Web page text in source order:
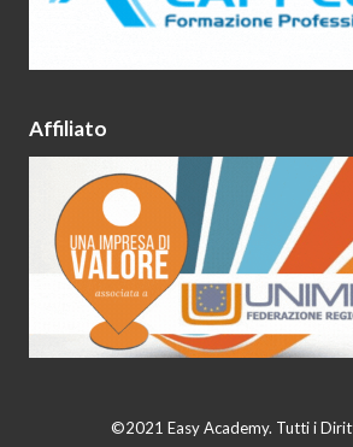
Affiliato
©2021 Easy Academy. Tutti i